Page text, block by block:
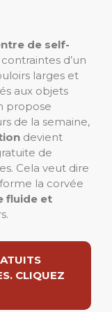
de self-
d’un
larges et
aux objets
propose
de la semaine,
devient
de
Cela veut dire
la corvée
fluide et
CLIQUEZ